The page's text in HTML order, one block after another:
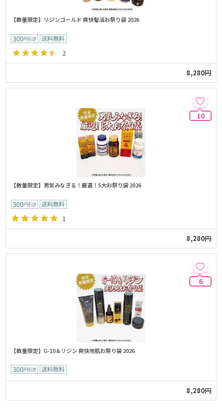
【数量限定】リジンゴールド 爽快髪活お祭り袋 2026
2
8,280円
10
【数量限定】男気みなぎる！厳選！5大お祭り袋 2026
1
8,280円
6
【数量限定】G-10＆リジン 爽快地肌お祭り袋 2026
8,280円